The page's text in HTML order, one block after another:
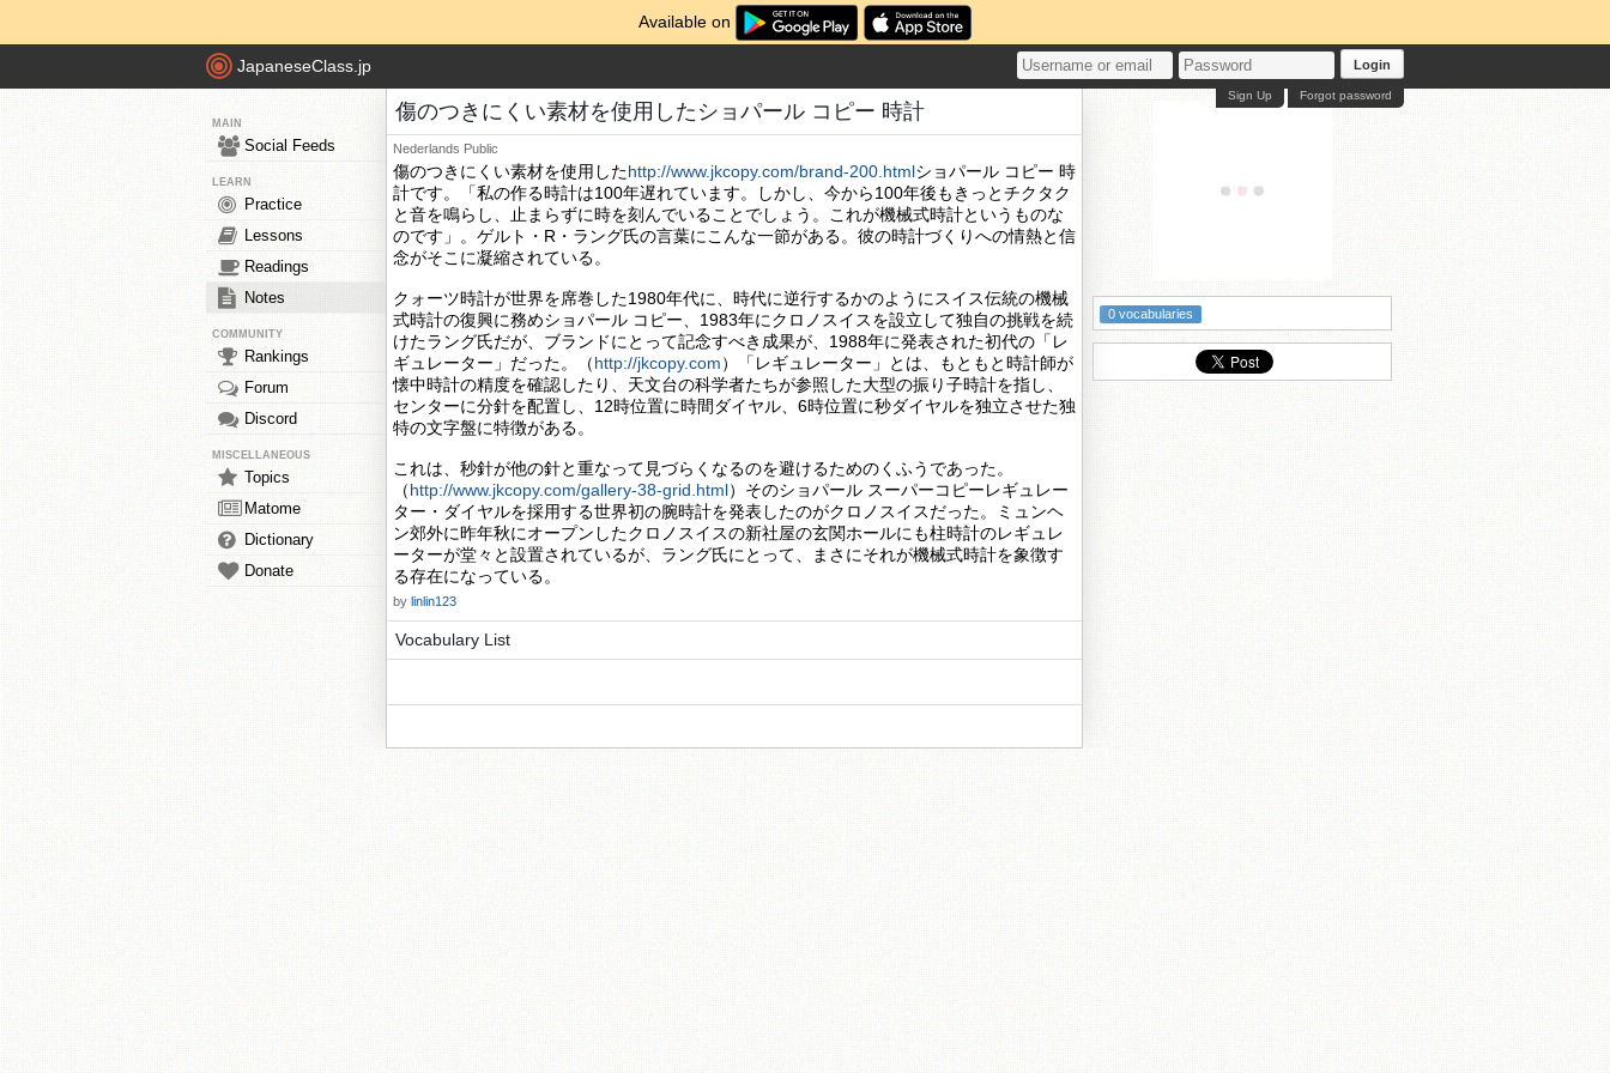
Available on
JapaneseClass.jp Login
Forgot password
Sign Up
MAIN
Social Feeds
LEARN
Practice
Lessons
Readings
Notes
COMMUNITY
Rankings
Forum
Discord
MISCELLANEOUS
Topics
Matome
Dictionary
Donate
傷のつきにくい素材を使用したショパール コピー 時計
Nederlands Public
傷のつきにくい素材を使用したhttp://www.jkcopy.com/brand-200.htmlショパール コピー 時
計です。「私の作る時計は100年遅れています。しかし、今から100年後もきっとチクタク
と音を鳴らし、止まらずに時を刻んでいることでしょう。これが機械式時計というものな
のです」。ゲルト・R・ラング氏の言葉にこんな一節がある。彼の時計づくりへの情熱と信
念がそこに凝縮されている。
クォーツ時計が世界を席巻した1980年代に、時代に逆行するかのようにスイス伝統の機械
式時計の復興に務めショパール コピー、1983年にクロノスイスを設立して独自の挑戦を続
けたラング氏だが、ブランドにとって記念すべき成果が、1988年に発表された初代の「レ
ギュレーター」だった。（http://jkcopy.com）「レギュレーター」とは、もともと時計師が
懐中時計の精度を確認したり、天文台の科学者たちが参照した大型の振り子時計を指し、
センターに分針を配置し、12時位置に時間ダイヤル、6時位置に秒ダイヤルを独立させた独
特の文字盤に特徴がある。
これは、秒針が他の針と重なって見づらくなるのを避けるためのくふうであった。
（http://www.jkcopy.com/gallery-38-grid.html）そのショパール スーパーコピーレギュレー
ター・ダイヤルを採用する世界初の腕時計を発表したのがクロノスイスだった。ミュンヘ
ン郊外に昨年秋にオープンしたクロノスイスの新社屋の玄関ホールにも柱時計のレギュレ
ーターが堂々と設置されているが、ラング氏にとって、まさにそれが機械式時計を象徴す
る存在になっている。
by linlin123
Vocabulary List
0 vocabularies